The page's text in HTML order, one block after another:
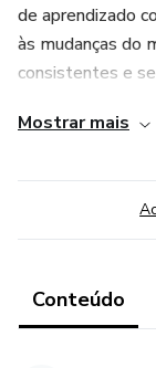
de aprendizado
às mudanças do
consistentes e
Ao utilizar o
decisões
confiáveis e
eficaz e
consistente.
Mostrar mais
Conteúdo